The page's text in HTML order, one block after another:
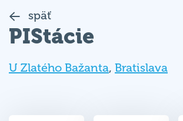
späť
PIStácie
U Zlatého Bažanta, Bratislava